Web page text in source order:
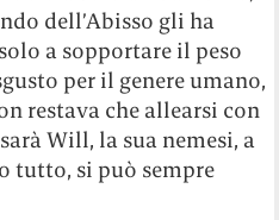
dell’Abisso gli ha
a sopportare il peso
per il genere umano,
restava che allearsi con
Will, la sua nemesi, a
tutto, si può sempre